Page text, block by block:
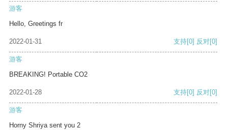
游客
Hello, Greetings fr
2022-01-31 支持[0] 反对[0]
游客
BREAKING! Portable CO2
2022-01-28 支持[0] 反对[0]
游客
Horny Shriya sent you 2